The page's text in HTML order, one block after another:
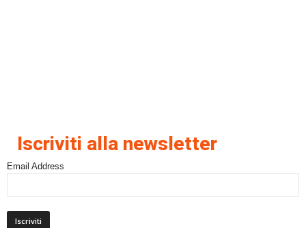
Iscriviti alla newsletter
Email Address